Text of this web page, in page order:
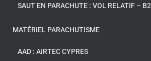
SAUT EN PARACHUTE : VOL RELATIF – B2
MATÉRIEL PARACHUTISME
AAD : AIRTEC CYPRES